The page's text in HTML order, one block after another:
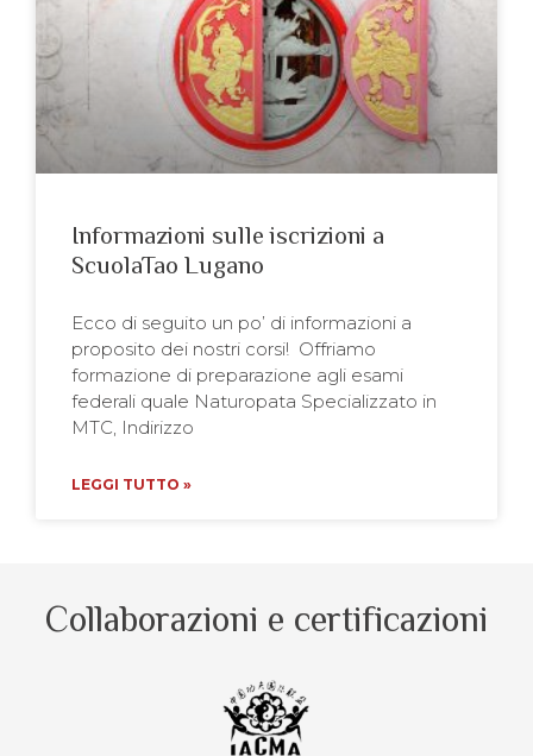
Informazioni sulle iscrizioni a
ScuolaTao Lugano
Ecco di seguito un po’ di informazioni a
proposito dei nostri corsi! Offriamo
formazione di preparazione agli esami
federali quale Naturopata Specializzato in
MTC, Indirizzo
LEGGI TUTTO »
Collaborazioni e certificazioni